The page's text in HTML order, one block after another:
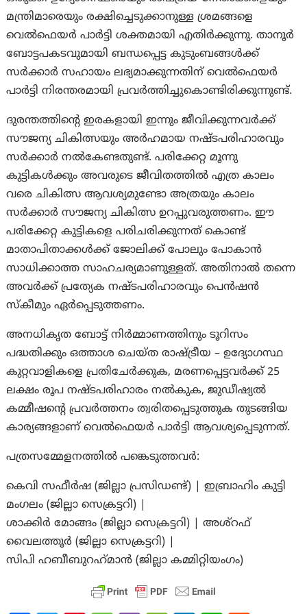
മന്ത്രിമാരെയും രക്ഷിച്ചെടുക്കാനുള്ള ശ്രമങ്ങളെ
വെൽഫെയർ പാർട്ടി ശക്തമായി എതിർക്കുന്നു. താനൂർ
ബോട്ടപകടവുമായി ബന്ധപ്പെട്ട കുടുംബങ്ങൾക്ക്
സർക്കാർ സഹായം ലഭ്യമാക്കുന്നതിന് വെൽഫെയർ
പാർട്ടി നിരന്തരമായി പ്രവർത്തിച്ചുകൊണ്ടിരിക്കുന്നുണ്ട്.
ദുരന്തത്തിന്റെ ഇരകളായി ഇന്നും ജീവിക്കുന്നവർക്ക്
സൗജന്യ ചികിത്സയും അർഹമായ നഷ്ടപരിഹാരവും
സർക്കാർ നൽകേണ്ടതുണ്ട്. പരിക്കേറ്റ മൂന്നു
കുട്ടികൾക്കും അവരുടെ ജീവിതത്തിൽ എത്ര കാലം
വരെ ചികിത്സ ആവശ്യമുണ്ടോ അത്രയും കാലം
സർക്കാർ സൗജന്യ ചികിത്സ ഉറപ്പുവരുത്തണം. ഈ
പരിക്കേറ്റ കുട്ടികളെ പരിചരിക്കുന്നത് കൊണ്ട്
മാതാപിതാക്കൾക്ക് ജോലിക്ക് പോലും പോകാൻ
സാധിക്കാത്ത സാഹചര്യമാണുള്ളത്. അതിനാൽ തന്നെ
അവർക്ക് പ്രത്യേക നഷ്ടപരിഹാരവും പെൻഷൻ
സ്‌കീമും ഏർപ്പെടുത്തണം.
അനധികൃത ബോട്ട് നിർമ്മാണത്തിനും ടൂറിസം
പദ്ധതിക്കും ഒത്താശ ചെയ്ത രാഷ്ട്രീയ – ഉദ്യോഗസ്ഥ
കുറ്റവാളികളെ പ്രതിചേർക്കുക, മരണപ്പെട്ടവർക്ക് 25
ലക്ഷം രൂപ നഷ്ടപരിഹാരം നൽകുക, ജുഡീഷ്യൽ
കമ്മീഷന്റെ പ്രവർത്തനം ത്വരിതപ്പെടുത്തുക തുടങ്ങിയ
കാര്യങ്ങളാണ് വെൽഫെയർ പാർട്ടി ആവശ്യപ്പെടുന്നത്.
പത്രസമ്മേളനത്തിൽ പങ്കെടുത്തവര്‍:
കെവി സഫീർഷ (ജില്ലാ പ്രസിഡണ്ട്) | ഇബ്രാഹിം കുട്ടി
മംഗലം (ജില്ലാ സെക്രട്ടറി) |
ശാക്കിർ മോങ്ങം (ജില്ലാ സെക്രട്ടറി) | അശ്‌റഫ്
വൈലത്തൂർ (ജില്ലാ സെക്രട്ടറി) |
സിപി ഹബീബുറഹ്‌മാൻ (ജില്ലാ കമ്മിറ്റിയംഗം)